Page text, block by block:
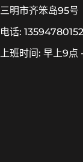
三明市齐笨岛95号
电话: 13594780152
上班时间: 早上9点